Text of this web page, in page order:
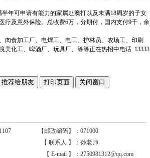
年可申请有能力的家属赴澳打以及未满18周岁的子女
疗及意外保险。总收费6万，分期付，国内支付9千，余
肉食加工厂、电焊工、电工、护林员、农场工、印刷
美化工、啤酒厂、玩具厂、等等正在热招中电话 13333
【邮政编码】： 071000
【 联系人 】： 孙老师
【 E-mail 】： 2750981312@qq.com